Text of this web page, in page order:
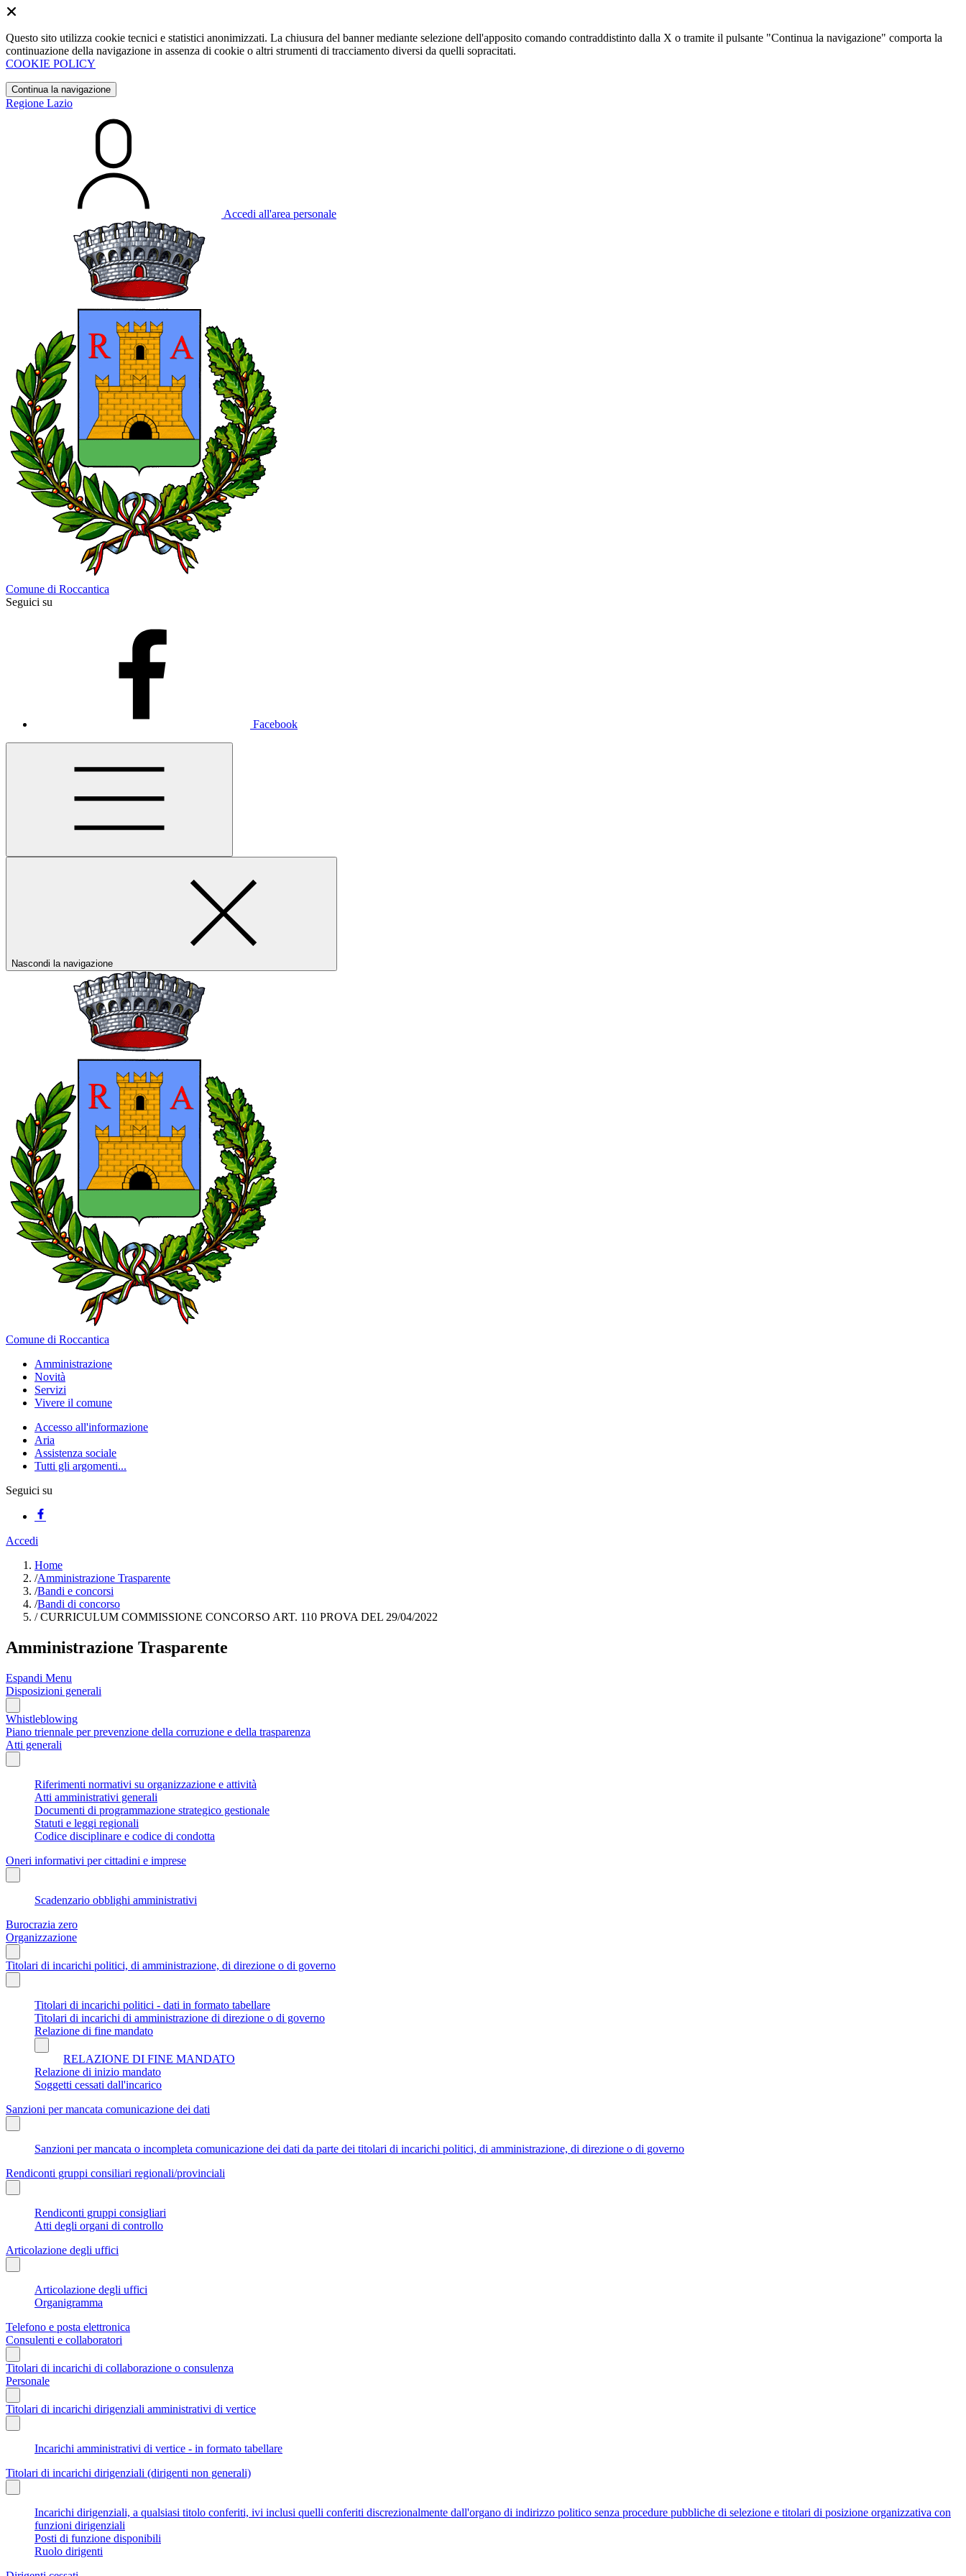
Questo sito utilizza cookie tecnici e statistici anonimizzati. La chiusura del banner mediante selezione dell'apposito comando contraddistinto dalla X o tramite il pulsante "Continua la navigazione" comporta la
continuazione della navigazione in assenza di cookie o altri strumenti di tracciamento diversi da quelli sopracitati.
COOKIE POLICY
Continua la navigazione
Regione Lazio
Accedi all'area personale
Comune di Roccantica
Seguici su
Facebook
Nascondi la navigazione
Comune di Roccantica
Amministrazione
Novità
Servizi
Vivere il comune
Accesso all'informazione
Aria
Assistenza sociale
Tutti gli argomenti...
Seguici su
Accedi
Home
/Amministrazione Trasparente
/Bandi e concorsi
/Bandi di concorso
/CURRICULUM COMMISSIONE CONCORSO ART. 110 PROVA DEL 29/04/2022
Amministrazione Trasparente
Espandi Menu
Disposizioni generali
Whistleblowing
Piano triennale per prevenzione della corruzione e della trasparenza
Atti generali
Riferimenti normativi su organizzazione e attività
Atti amministrativi generali
Documenti di programmazione strategico gestionale
Statuti e leggi regionali
Codice disciplinare e codice di condotta
Oneri informativi per cittadini e imprese
Scadenzario obblighi amministrativi
Burocrazia zero
Organizzazione
Titolari di incarichi politici, di amministrazione, di direzione o di governo
Titolari di incarichi politici - dati in formato tabellare
Titolari di incarichi di amministrazione di direzione o di governo
Relazione di fine mandato
RELAZIONE DI FINE MANDATO
Relazione di inizio mandato
Soggetti cessati dall'incarico
Sanzioni per mancata comunicazione dei dati
Sanzioni per mancata o incompleta comunicazione dei dati da parte dei titolari di incarichi politici, di amministrazione, di direzione o di governo
Rendiconti gruppi consiliari regionali/provinciali
Rendiconti gruppi consigliari
Atti degli organi di controllo
Articolazione degli uffici
Articolazione degli uffici
Organigramma
Telefono e posta elettronica
Consulenti e collaboratori
Titolari di incarichi di collaborazione o consulenza
Personale
Titolari di incarichi dirigenziali amministrativi di vertice
Incarichi amministrativi di vertice - in formato tabellare
Titolari di incarichi dirigenziali (dirigenti non generali)
Incarichi dirigenziali, a qualsiasi titolo conferiti, ivi inclusi quelli conferiti discrezionalmente dall'organo di indirizzo politico senza procedure pubbliche di selezione e titolari di posizione organizzativa con
funzioni dirigenziali
Posti di funzione disponibili
Ruolo dirigenti